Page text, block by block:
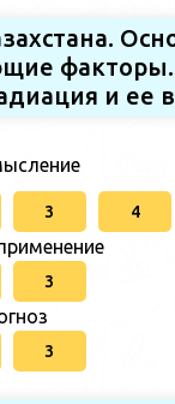
факторы.
и ее
3 4
3
3